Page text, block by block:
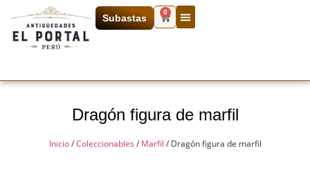
Subastas
0
Dragón figura de marfil
Inicio/Coleccionables / Marfil / Dragón figura de marfil